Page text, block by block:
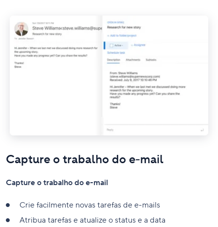
Capture o trabalho do e-mail
Capture o trabalho do e-mail
Crie facilmente novas tarefas de e-mails
Atribua tarefas e atualize o status e a data